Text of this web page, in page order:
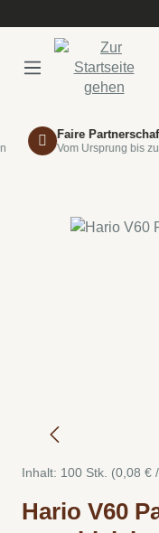
Faire
Vom Ursprung bis
Bildergalerie
Hario V60
Inhalt: 100 Stk. (0,08 €